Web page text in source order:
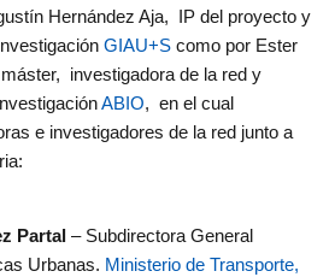
Hernández Aja, IP del proyecto y
GIAU+S como por Ester
investigadora de la red y
ABIO, en el cual
e investigadores de la red junto a
Partal – Subdirectora General
Urbanas. Ministerio de Transporte,